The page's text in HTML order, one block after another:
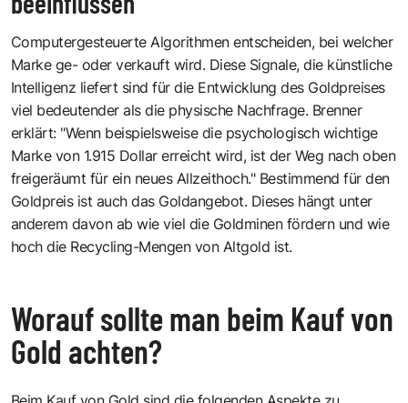
Computergesteuerte Algorithmen entscheiden, bei welcher
Marke ge- oder verkauft wird. Diese Signale, die künstliche
Intelligenz liefert sind für die Entwicklung des Goldpreises
viel bedeutender als die physische Nachfrage. Brenner
erklärt: "Wenn beispielsweise die psychologisch wichtige
Marke von 1.915 Dollar erreicht wird, ist der Weg nach oben
freigeräumt für ein neues Allzeithoch." Bestimmend für den
Goldpreis ist auch das Goldangebot. Dieses hängt unter
anderem davon ab wie viel die Goldminen fördern und wie
hoch die Recycling-Mengen von Altgold ist.
Worauf sollte man beim Kauf von
Gold achten?